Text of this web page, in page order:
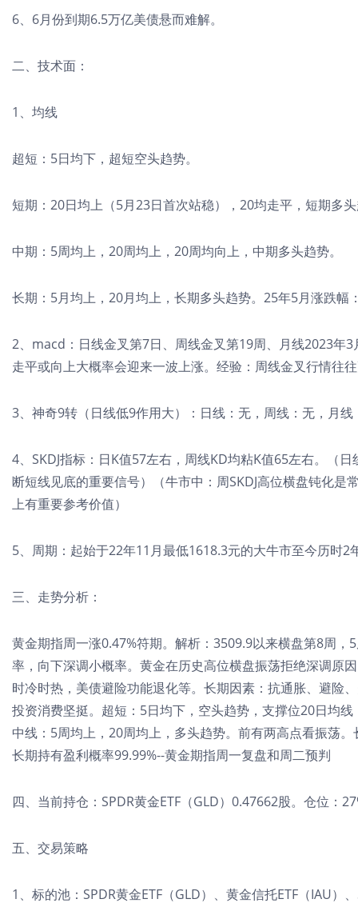
6、6月份到期6.5万亿美债悬而难解。
二、技术面：
1、均线
超短：5日均下，超短空头趋势。
短期：20日均上（5月23日首次站稳），20均走平，短期多
中期：5周均上，20周均上，20周均向上，中期多头趋势。
长期：5月均上，20月均上，长期多头趋势。25年5月涨跌幅
2、macd：日线金叉第7日、周线金叉第19周、月线2023年
走平或向上大概率会迎来一波上涨。经验：周线金叉行情往
3、神奇9转（日线低9作用大）：日线：无，周线：无，月线
4、SKDJ指标：日K值57左右，周线KD均粘K值65左右。（
断短线见底的重要信号）（牛市中：周SKDJ高位横盘钝化
上有重要参考价值）
5、周期：起始于22年11月最低1618.3元的大牛市至今历时2
三、走势分析：
黄金期指周一涨0.47%符期。解析：3509.9以来横盘第8周
率，向下深调小概率。黄金在历史高位横盘振荡拒绝深调原
时冷时热，美债避险功能退化等。长期因素：抗通胀、避险
投资消费坚挺。超短：5日均下，空头趋势，支撑位20日均
中线：5周均上，20周均上，多头趋势。前有两高点看振荡
长期持有盈利概率99.99%--黄金期指周一复盘和周二预判
四、当前持仓：SPDR黄金ETF（GLD）0.47662股。仓位：
五、交易策略
1、标的池：SPDR黄金ETF（GLD）、黄金信托ETF（IAU）